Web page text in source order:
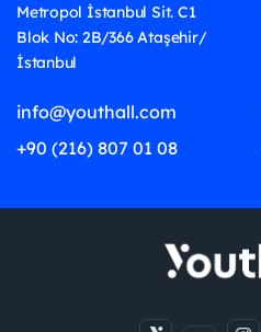
Metropol İstanbul Sit. C1
Blok No: 2B/366 Ataşehir/
İstanbul
info@youthall.com
+90 (216) 807 01 08